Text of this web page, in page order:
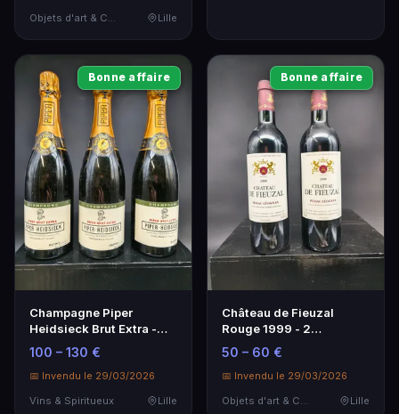
Lille
Bonne affaire
Champagne Piper
Heidsieck Brut Extra -
Lot de 3 Bouteilles
100 – 130 €
📅 Invendu le 29/03/2026
Vins & Spiritueux
Lille
Bonne affaire
Château de Fieuzal
Rouge 1999 - 2
Bouteilles Pessac
Léognan
50 – 60 €
📅 Invendu le 29/03/2026
Lille